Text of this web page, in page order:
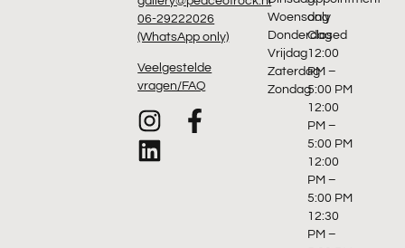
06-29222026
(WhatsApp only)
Veelgestelde
vragen/FAQ
Woensdag
Donderdag
Vrijdag
Zaterdag
Zondag
only
Closed
12:00
PM –
5:00 PM
12:00
PM –
5:00 PM
12:00
PM –
5:00 PM
12:30
PM –